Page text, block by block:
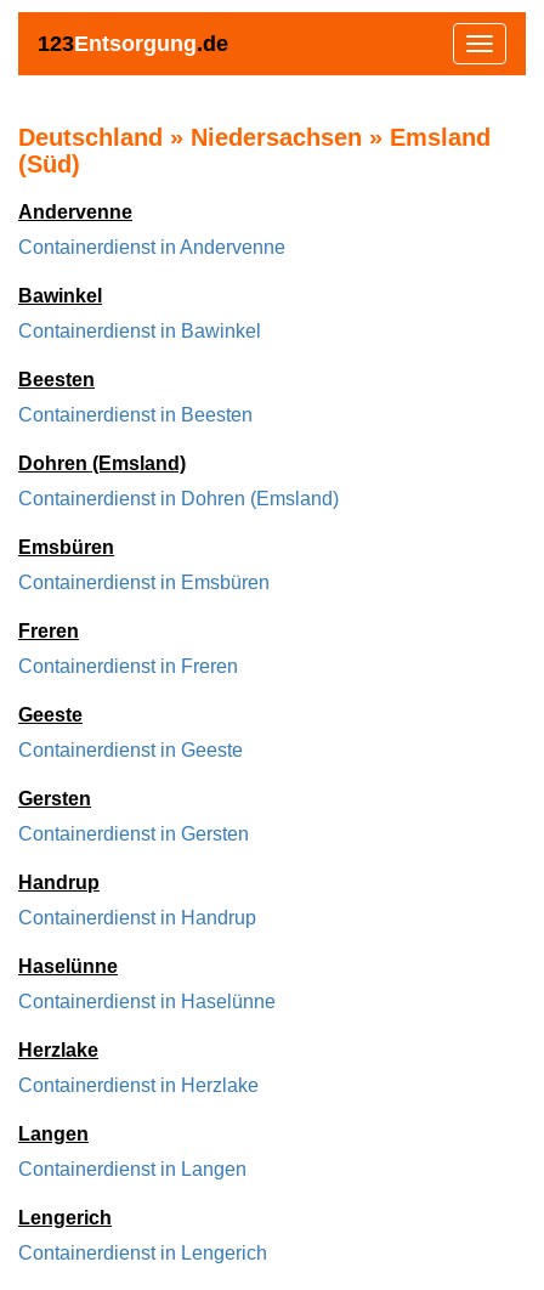
123Entsorgung.de
Toggle
Deutschland » Niedersachsen » Emsland
(Süd)
Andervenne
Containerdienst in Andervenne
Bawinkel
Containerdienst in Bawinkel
Beesten
Containerdienst in Beesten
Dohren (Emsland)
Containerdienst in Dohren (Emsland)
Emsbüren
Containerdienst in Emsbüren
Freren
Containerdienst in Freren
Geeste
Containerdienst in Geeste
Gersten
Containerdienst in Gersten
Handrup
Containerdienst in Handrup
Haselünne
Containerdienst in Haselünne
Herzlake
Containerdienst in Herzlake
Langen
Containerdienst in Langen
Lengerich
Containerdienst in Lengerich